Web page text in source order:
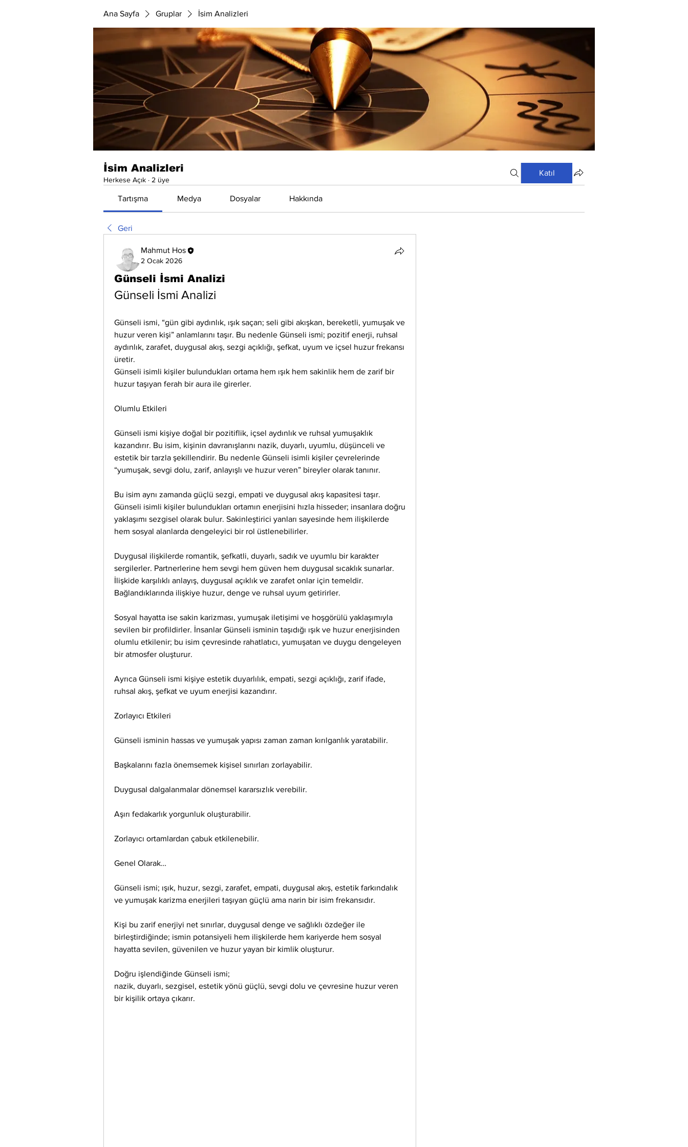
Ana Sayfa Gruplar İsim Analizleri
İsim Analizleri
Herkese Açık · 2 üye
Katıl
Tartışma Medya Dosyalar Hakkında
Geri
Mahmut Hos
2 Ocak 2026
Günseli İsmi Analizi
Günseli İsmi Analizi
Günseli ismi, “gün gibi aydınlık, ışık saçan; seli gibi akışkan, bereketli, yumuşak ve
huzur veren kişi” anlamlarını taşır. Bu nedenle Günseli ismi; pozitif enerji, ruhsal
aydınlık, zarafet, duygusal akış, sezgi açıklığı, şefkat, uyum ve içsel huzur frekansı
üretir.
Günseli isimli kişiler bulundukları ortama hem ışık hem sakinlik hem de zarif bir
huzur taşıyan ferah bir aura ile girerler.
Olumlu Etkileri
Günseli ismi kişiye doğal bir pozitiflik, içsel aydınlık ve ruhsal yumuşaklık
kazandırır. Bu isim, kişinin davranışlarını nazik, duyarlı, uyumlu, düşünceli ve
estetik bir tarzla şekillendirir. Bu nedenle Günseli isimli kişiler çevrelerinde
“yumuşak, sevgi dolu, zarif, anlayışlı ve huzur veren” bireyler olarak tanınır.
Bu isim aynı zamanda güçlü sezgi, empati ve duygusal akış kapasitesi taşır.
Günseli isimli kişiler bulundukları ortamın enerjisini hızla hisseder; insanlara doğru
yaklaşımı sezgisel olarak bulur. Sakinleştirici yanları sayesinde hem ilişkilerde
hem sosyal alanlarda dengeleyici bir rol üstlenebilirler.
Duygusal ilişkilerde romantik, şefkatli, duyarlı, sadık ve uyumlu bir karakter
sergilerler. Partnerlerine hem sevgi hem güven hem duygusal sıcaklık sunarlar.
İlişkide karşılıklı anlayış, duygusal açıklık ve zarafet onlar için temeldir.
Bağlandıklarında ilişkiye huzur, denge ve ruhsal uyum getirirler.
Sosyal hayatta ise sakin karizması, yumuşak iletişimi ve hoşgörülü yaklaşımıyla
sevilen bir profildirler. İnsanlar Günseli isminin taşıdığı ışık ve huzur enerjisinden
olumlu etkilenir; bu isim çevresinde rahatlatıcı, yumuşatan ve duygu dengeleyen
bir atmosfer oluşturur.
Ayrıca Günseli ismi kişiye estetik duyarlılık, empati, sezgi açıklığı, zarif ifade,
ruhsal akış, şefkat ve uyum enerjisi kazandırır.
Zorlayıcı Etkileri
Günseli isminin hassas ve yumuşak yapısı zaman zaman kırılganlık yaratabilir.
Başkalarını fazla önemsemek kişisel sınırları zorlayabilir.
Duygusal dalgalanmalar dönemsel kararsızlık verebilir.
Aşırı fedakarlık yorgunluk oluşturabilir.
Zorlayıcı ortamlardan çabuk etkilenebilir.
Genel Olarak…
Günseli ismi; ışık, huzur, sezgi, zarafet, empati, duygusal akış, estetik farkındalık
ve yumuşak karizma enerjileri taşıyan güçlü ama narin bir isim frekansıdır.
Kişi bu zarif enerjiyi net sınırlar, duygusal denge ve sağlıklı özdeğer ile
birleştirdiğinde; ismin potansiyeli hem ilişkilerde hem kariyerde hem sosyal
hayatta sevilen, güvenilen ve huzur yayan bir kimlik oluşturur.
Doğru işlendiğinde Günseli ismi;
nazik, duyarlı, sezgisel, estetik yönü güçlü, sevgi dolu ve çevresine huzur veren
bir kişilik ortaya çıkarır.